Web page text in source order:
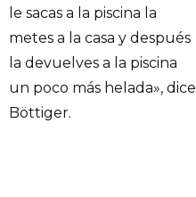
le sacas a la piscina la
metes a la casa y después
la devuelves a la piscina
un poco más helada», dice
Böttiger.